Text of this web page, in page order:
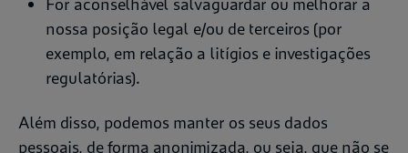
nossa posição legal e/ou de terceiros (por
exemplo, em relação a litígios e investigações
regulatórias).
Além disso, podemos manter os seus dados
pessoais, de forma anonimizada, ou seja, que não se